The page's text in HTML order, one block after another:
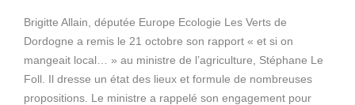
Brigitte Allain, députée Europe Ecologie Les Verts de
Dordogne a remis le 21 octobre son rapport « et si on
mangeait local… » au ministre de l’agriculture, Stéphane Le
Foll. Il dresse un état des lieux et formule de nombreuses
propositions. Le ministre a rappelé son engagement pour